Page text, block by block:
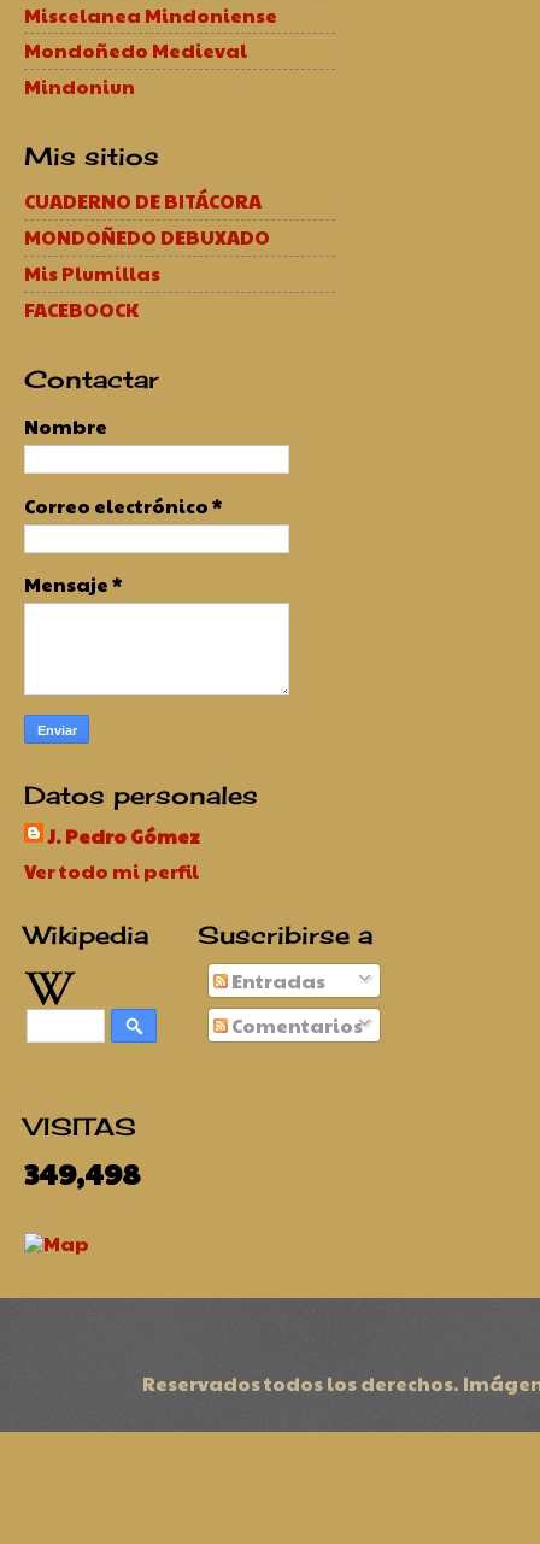
Miscelanea Mindoniense
Mondoñedo Medieval
Mindoniun
Mis sitios
CUADERNO DE BITÁCORA
MONDOÑEDO DEBUXADO
Mis Plumillas
FACEBOOCK
Contactar
Nombre
Correo electrónico*
Mensaje*
Datos personales
J. Pedro Gómez
Ver todo mi perfil
Wikipedia Suscribirse a
Entradas
Comentarios
VISITAS
349,498
Reservados todos los derechos.